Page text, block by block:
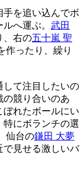
を追い込んでボ
へ運ぶ。 武田
、右の五十嵐 聖
作ったり、繰り
して注目したいの
の競り合いのあ
ぼれたボールにい
特にボランチの選
、仙台の鎌田 大夢
で見せる激しいバ